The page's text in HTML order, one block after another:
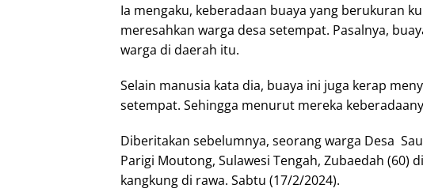
Ia mengaku, keberadaan buaya yang berukuran
meresahkan warga desa setempat. Pasalnya,
warga di daerah itu.
Selain manusia kata dia, buaya ini juga kerap
setempat. Sehingga menurut mereka
Diberitakan sebelumnya, seorang warga Desa
Parigi Moutong, Sulawesi Tengah, Zubaedah (60)
kangkung di rawa. Sabtu (17/2/2024).